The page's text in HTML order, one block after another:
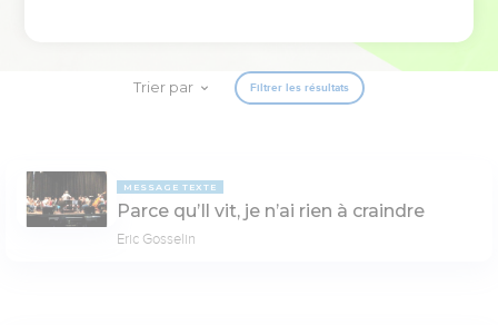
Trier par Filtrer les résultats
MESSAGE TEXTE
Parce qu’Il vit, je n’ai rien à craindre
Eric Gosselin